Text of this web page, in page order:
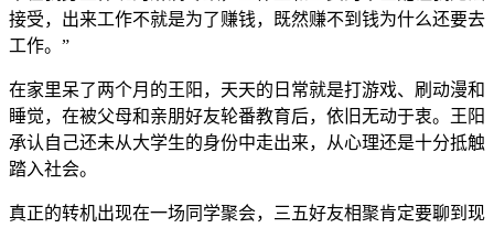
接受，出来工作不就是为了赚钱，既然赚不到钱为什么还要去
工作。”
在家里呆了两个月的王阳，天天的日常就是打游戏、刷动漫和
睡觉，在被父母和亲朋好友轮番教育后，依旧无动于衷。王阳
承认自己还未从大学生的身份中走出来，从心理还是十分抵触
踏入社会。
真正的转机出现在一场同学聚会，三五好友相聚肯定要聊到现